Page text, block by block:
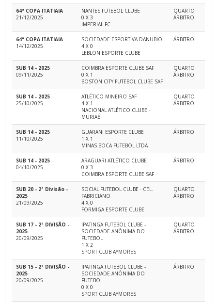
64ª COPA ITATIAIA
21/12/2025
NANTES FUTEBOL CLUBE
0 X 3
IMPERIAL FC
QUARTO
ÁRBITRO
64ª COPA ITATIAIA
14/12/2025
SOCIEDADE ESPORTIVA DANUBIO
4 X 0
LEBLON ESPORTE CLUBE
ÁRBITRO
SUB 14 - 2025
09/11/2025
COIMBRA ESPORTE CLUBE SAF
0 X 1
BOSTON CITY FUTEBOL CLUBE SAF
QUARTO
ÁRBITRO
SUB 14 - 2025
25/10/2025
ATLÉTICO MINEIRO SAF
4 X 1
NACIONAL ATLÉTICO CLUBE -
MURIAÉ
QUARTO
ÁRBITRO
SUB 14 - 2025
11/10/2025
GUARANI ESPORTE CLUBE
1 X 1
MINAS BOCA FUTEBOL LTDA
ÁRBITRO
SUB 14 - 2025
04/10/2025
ARAGUARI ATLÉTICO CLUBE
0 X 3
COIMBRA ESPORTE CLUBE SAF
ÁRBITRO
SUB 20 - 2ª Divisão -
2025
21/09/2025
SOCIAL FUTEBOL CLUBE - CEL.
FABRICIANO
4 X 0
FORMIGA ESPORTE CLUBE
QUARTO
ÁRBITRO
SUB 17 - 2ª DIVISÃO -
2025
20/09/2025
IPATINGA FUTEBOL CLUBE -
SOCIEDADE ANÔNIMA DO
FUTEBOL
1 X 2
SPORT CLUB AYMORES
QUARTO
ÁRBITRO
SUB 15 - 2ª DIVISÃO -
2025
20/09/2025
IPATINGA FUTEBOL CLUBE -
SOCIEDADE ANÔNIMA DO
FUTEBOL
0 X 0
SPORT CLUB AYMORES
ÁRBITRO